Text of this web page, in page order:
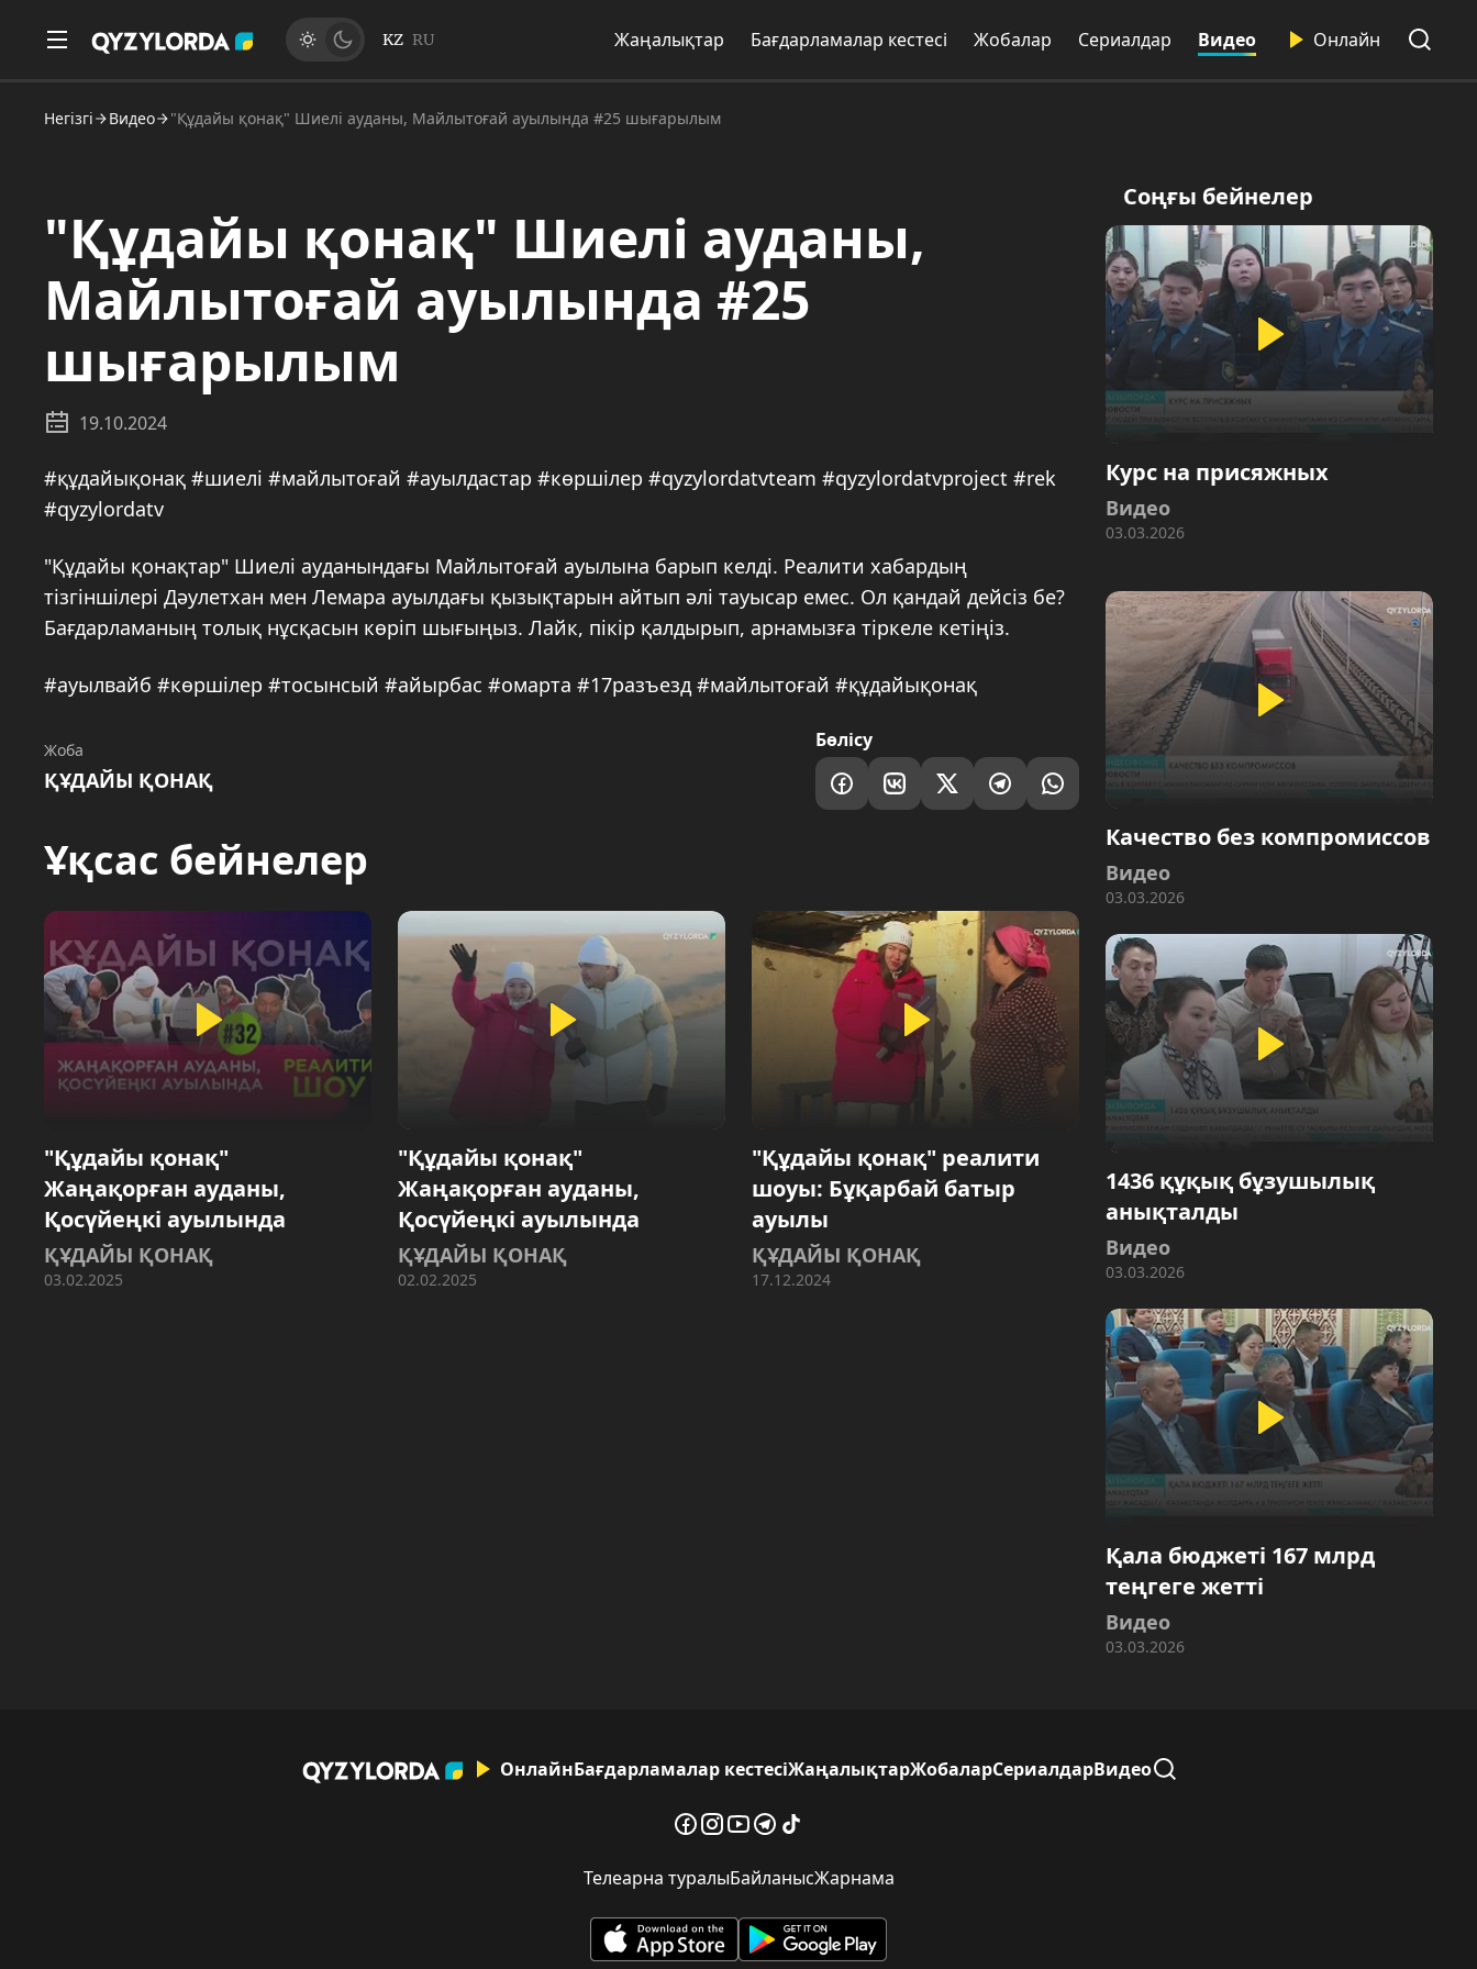
KZ RU Жаңалықтар Бағдарламалар кестесі Жобалар Сериалдар Видео Онлайн
Негізгі Видео "Құдайы қонақ" Шиелі ауданы, Майлытоғай ауылында #25 шығарылым
"Құдайы қонақ" Шиелі ауданы,
Майлытоғай ауылында #25
шығарылым
19.10.2024
#құдайықонақ #шиелі #майлытоғай #ауылдастар #көршілер #qyzylordatvteam #qyzylordatvproject #rek
#qyzylordatv
"Құдайы қонақтар" Шиелі ауданындағы Майлытоғай ауылына барып келді. Реалити хабардың
тізгіншілері Дәулетхан мен Лемара ауылдағы қызықтарын айтып әлі тауысар емес. Ол қандай дейсіз бе?
Бағдарламаның толық нұсқасын көріп шығыңыз. Лайк, пікір қалдырып, арнамызға тіркеле кетіңіз.
#ауылвайб #көршілер #тосынсый #айырбас #омарта #17разъезд #майлытоғай #құдайықонақ
Жоба
ҚҰДАЙЫ ҚОНАҚ
Бөлісу
Ұқсас бейнелер
"Құдайы қонақ"
Жаңақорған ауданы,
Қосүйеңкі ауылында
ҚҰДАЙЫ ҚОНАҚ
03.02.2025
"Құдайы қонақ"
Жаңақорған ауданы,
Қосүйеңкі ауылында
ҚҰДАЙЫ ҚОНАҚ
02.02.2025
"Құдайы қонақ" реалити
шоуы: Бұқарбай батыр
ауылы
ҚҰДАЙЫ ҚОНАҚ
17.12.2024
Соңғы бейнелер
Курс на присяжных
Видео
03.03.2026
Качество без компромиссов
Видео
03.03.2026
1436 құқық бұзушылық
анықталды
Видео
03.03.2026
Қала бюджеті 167 млрд
теңгеге жетті
Видео
03.03.2026
ОнлайнБағдарламалар кестесіЖаңалықтарЖобаларСериалдарВидео
Телеарна туралыБайланысЖарнама